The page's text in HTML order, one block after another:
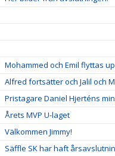
Mohammed och Emil flyttas
Alfred fortsätter och Jalil och
Pristagare Daniel Hjerténs
Årets MVP U-laget
Välkommen Jimmy!
Säffle SK har haft